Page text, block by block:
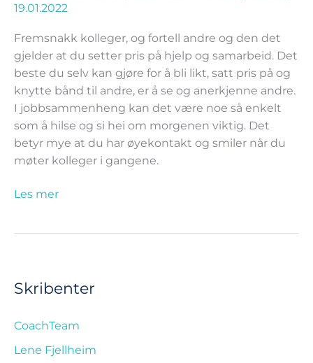
19.01.2022
Fremsnakk kolleger, og fortell andre og den det
gjelder at du setter pris på hjelp og samarbeid. Det
beste du selv kan gjøre for å bli likt, satt pris på og
knytte bånd til andre, er å se og anerkjenne andre.
I jobbsammenheng kan det være noe så enkelt
som å hilse og si hei om morgenen viktig. Det
betyr mye at du har øyekontakt og smiler når du
møter kolleger i gangene.
Les mer
Skribenter
CoachTeam
Lene Fjellheim